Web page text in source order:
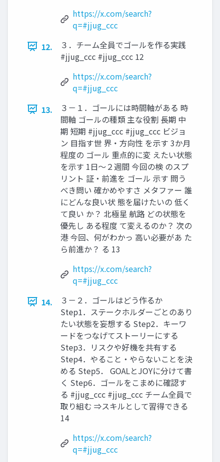
https://x.com/search?
q=#jjug_ccc
12.
３．チーム全員でゴールを作る実践
#jjug_ccc #jjug_ccc 12
https://x.com/search?
q=#jjug_ccc
13.
３－１．ゴールには時間軸がある 時
間軸 ゴールの種類 主な役割 長期 中
期 短期 #jjug_ccc #jjug_ccc ビジョ
ン 目指す世 界・方向性 を示す 3か月
程度の ゴール 重点的に変 えたい状態
を示す 1日～２週間 今回の検 のスプ
リント 証・前進を ゴール 示す 問う
べき問い 確かめやすさ メタファー 誰
にどんな良い状 態を届けたいの 低く
て良い か？ 北極星 航路 どの状態を
優先し ある程度 て変えるのか？ 次の
港 今回、何がわかっ 高い必要があ た
ら前進か？ る 13
https://x.com/search?
q=#jjug_ccc
14.
３－２．ゴールはどう作るか
Step1．ステークホルダーごとのあり
たい状態を妄想する Step2．キーワ
ードをつなげてストーリーにする
Step3．リスクや好機を共有する
Step4．やること・やらないことを決
める Step5． GOALとJOYに分けて書
く Step6．ゴールをこまめに確認す
る #jjug_ccc #jjug_ccc チーム全員で
取り組む ⇒スキルとして習得できる
14
https://x.com/search?
q=#jjug_ccc